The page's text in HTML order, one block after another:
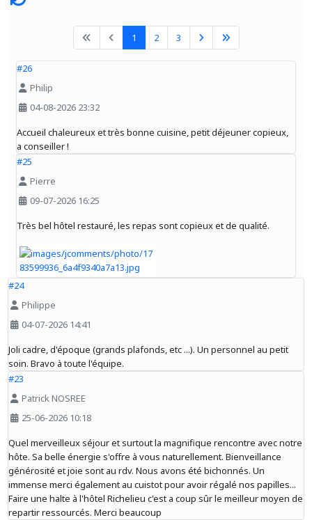
1 2 3
#26
Philip
04-08-2026 23:32
Accueil chaleureux et très bonne cuisine, petit déjeuner copieux,
a conseiller !
#25
Pierre
09-07-2026 16:25
Très bel hôtel restauré, les repas sont copieux et de qualité.
#24
Philippe
04-07-2026 14:41
Joli cadre, d'époque (grands plafonds, etc ...). Un personnel au petit
soin. Bravo à toute l'équipe.
#23
Patrick NOSREE
25-06-2026 10:18
Quel merveilleux séjour et surtout la magnifique rencontre avec notre
hôte. Sa belle énergie s'offre à vous naturellement. Bienveillance
générosité et joie sont au rdv. Nous avons été bichonnés. Un
immense merci également au cuistot pour avoir régalé nos papilles...
Faire une halte à l'hôtel Richelieu c'est a coup sûr le meilleur moyen de
repartir ressourcés. Merci beaucoup